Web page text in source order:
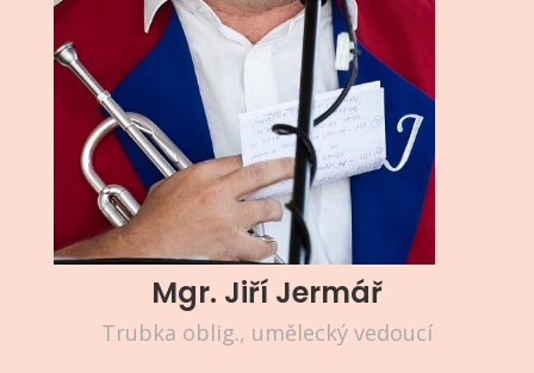
Mgr. Jiří Jermář
Trubka oblig., umělecký vedoucí